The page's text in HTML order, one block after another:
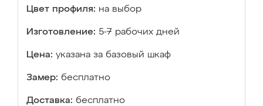
Цвет профиля: на выбор
Изготовление: 5-7 рабочих дней
Цена: указана за базовый шкаф
Замер: бесплатно
Доставка: бесплатно